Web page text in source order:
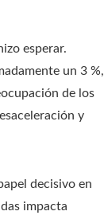
esperar.
un 3 %,
de los
y
decisivo en
impacta